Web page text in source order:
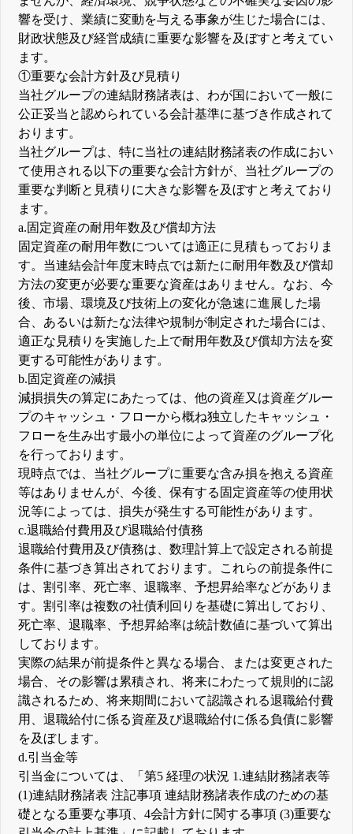
響を受け、業績に変動を与える事象が生じた場合には、
財政状態及び経営成績に重要な影響を及ぼすと考えてい
ます。
①重要な会計方針及び見積り
当社グループの連結財務諸表は、わが国において一般に
公正妥当と認められている会計基準に基づき作成されて
おります。
当社グループは、特に当社の連結財務諸表の作成におい
て使用される以下の重要な会計方針が、当社グループの
重要な判断と見積りに大きな影響を及ぼすと考えており
ます。
a.固定資産の耐用年数及び償却方法
固定資産の耐用年数については適正に見積もっておりま
す。当連結会計年度末時点では新たに耐用年数及び償却
方法の変更が必要な重要な資産はありません。なお、今
後、市場、環境及び技術上の変化が急速に進展した場
合、あるいは新たな法律や規制が制定された場合には、
適正な見積りを実施した上で耐用年数及び償却方法を変
更する可能性があります。
b.固定資産の減損
減損損失の算定にあたっては、他の資産又は資産グルー
プのキャッシュ・フローから概ね独立したキャッシュ・
フローを生み出す最小の単位によって資産のグループ化
を行っております。
現時点では、当社グループに重要な含み損を抱える資産
等はありませんが、今後、保有する固定資産等の使用状
況等によっては、損失が発生する可能性があります。
c.退職給付費用及び退職給付債務
退職給付費用及び債務は、数理計算上で設定される前提
条件に基づき算出されております。これらの前提条件に
は、割引率、死亡率、退職率、予想昇給率などがありま
す。割引率は複数の社債利回りを基礎に算出しており、
死亡率、退職率、予想昇給率は統計数値に基づいて算出
しております。
実際の結果が前提条件と異なる場合、または変更された
場合、その影響は累積され、将来にわたって規則的に認
識されるため、将来期間において認識される退職給付費
用、退職給付に係る資産及び退職給付に係る負債に影響
を及ぼします。
d.引当金等
引当金については、「第5 経理の状況 1.連結財務諸表等
(1)連結財務諸表 注記事項 連結財務諸表作成のための基
礎となる重要な事項、4会計方針に関する事項 (3)重要な